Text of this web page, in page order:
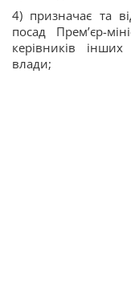
4) призначає та
посад Прем’єр-
керівників
влади;